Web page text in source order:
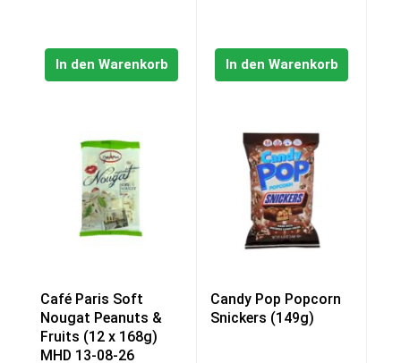
In den Warenkorb In den Warenkorb
Café Paris Soft
Nougat Peanuts &
Fruits (12 x 168g)
MHD 13-08-26
Candy Pop Popcorn
Snickers (149g)